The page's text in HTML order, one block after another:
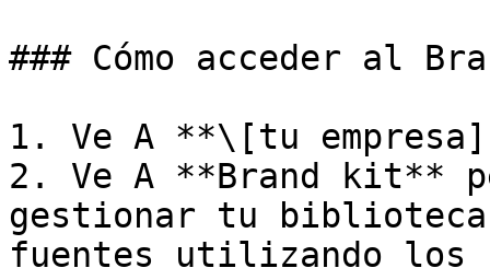
### Cómo acceder al
1. Ve A **\[tu
2. Ve A **Brand kit**
gestionar tu
fuentes utilizando los